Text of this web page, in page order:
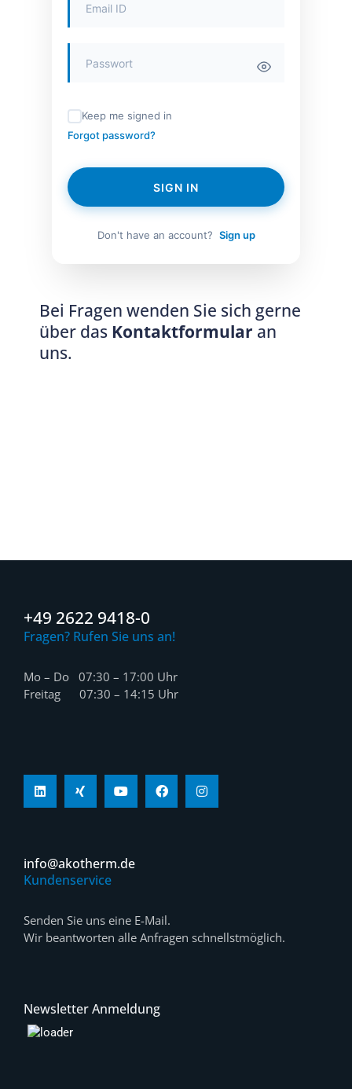
Keep me signed in
Forgot password?
SIGN IN
Don't have an account? Sign up
Bei Fragen wenden Sie sich gerne
über das Kontaktformular an
uns.
+49 2622 9418-0
Fragen? Rufen Sie uns an!
Mo – Do 07:30 – 17:00 Uhr
Freitag 07:30 – 14:15 Uhr
info@akotherm.de
Kundenservice
Senden Sie uns eine E-Mail.
Wir beantworten alle Anfragen schnellstmöglich.
Newsletter Anmeldung